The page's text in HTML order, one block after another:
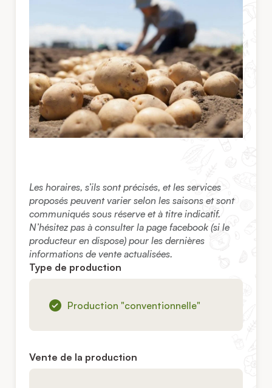
Les horaires, s’ils sont précisés, et les services
proposés peuvent varier selon les saisons et sont
communiqués sous réserve et à titre indicatif.
N’hésitez pas à consulter la page facebook (si le
producteur en dispose) pour les dernières
informations de vente actualisées.
Type de production
Production "conventionnelle"
Vente de la production